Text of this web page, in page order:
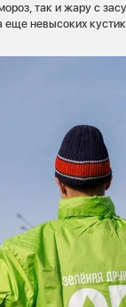
так и жару с
невысоких